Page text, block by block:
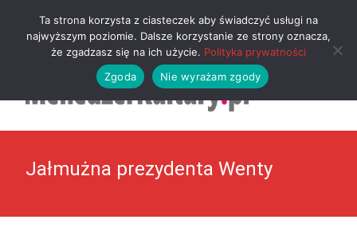
Jałmużna prezydenta Wenty
MENU
Ta strona korzysta z ciasteczek aby świadczyć usługi na
najwyższym poziomie. Dalsze korzystanie ze strony oznacza,
że zgadzasz się na ich użycie. Polityka prywatności
Zgoda
Nie wyrażam zgody